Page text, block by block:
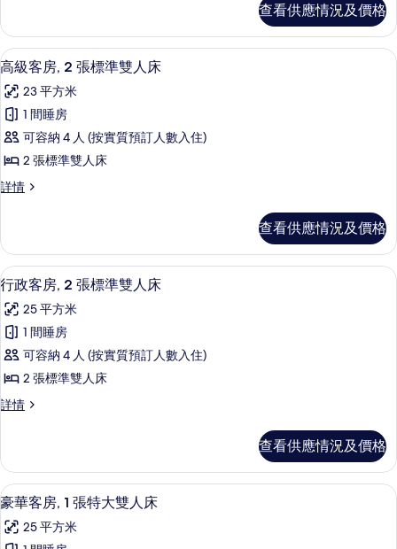
2
張
標
準
雙
人
床
的
2
張
標
雙
人
詳
情
查看供應情況及價格
載
入
所
有
高
級
客
2
張
標
準
雙
人
床
的
特厚豪華床墊、房內夾萬、書桌、遮
4
高級客房, 2 張標準雙人床
23 平方米
1 間睡房
可容納 4 人 (按實質預訂人數入住)
2 張標準雙人床
詳情
高
2
張
標
準
雙
人
詳
情
查看供應情況及價格
載
入
所
有
行
政
客
2
張
標
準
特厚豪華床墊、房內夾萬、書桌、遮
8
行政客房, 2 張標準雙人床
25 平方米
1 間睡房
可容納 4 人 (按實質預訂人數入住)
2 張標準雙人床
詳情
行
2
張
標
雙
查看供應情況及價格
載
入
所
特厚豪華床墊、房內夾萬、書桌、遮
9
豪華客房, 1 張特大雙人床
25 平方米